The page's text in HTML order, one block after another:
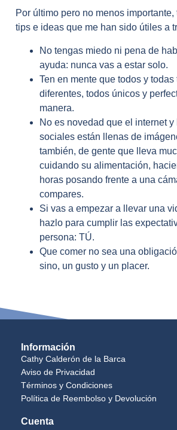
Por último pero no menos
tips e ideas que me han sido útiles a
No tengas miedo ni pena de
ayuda: nunca vas a estar solo.
Ten en mente que todos y
diferentes, todos únicos y
manera.
No es novedad que el internet y
sociales están llenas de
también, de gente que lleva
cuidando su alimentación,
horas posando frente a una
compares.
Si vas a empezar a llevar una
hazlo para cumplir las
persona: TÚ.
Que comer no sea una
sino, un gusto y un placer.
Información
Cathy Calderón de la Barca
Aviso de Privacidad
Términos y Condiciones
Política de Reembolso y Devolución
Cuenta